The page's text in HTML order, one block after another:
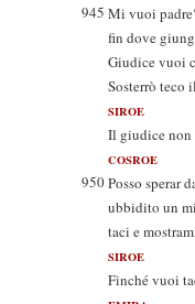
945 Mi vuoi
fin dove
Giudice vuoi
Sosterrò teco
SIROE
Il giudice non
COSROE
950Posso sperar
ubbidito un
taci e
SIROE
Finché vuoi